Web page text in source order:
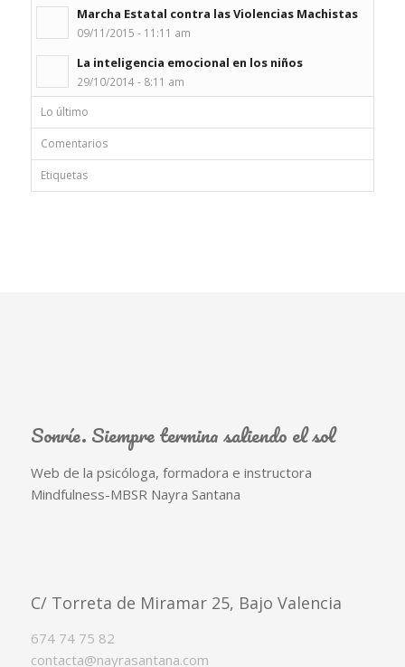
Marcha Estatal contra las Violencias Machistas
09/11/2015 - 11:11 am
La inteligencia emocional en los niños
29/10/2014 - 8:11 am
Lo último
Comentarios
Etiquetas
Sonríe. Siempre termina saliendo el sol
Web de la psicóloga, formadora e instructora
Mindfulness-MBSR Nayra Santana
C/ Torreta de Miramar 25, Bajo Valencia
674 74 75 82
contacta@nayrasantana.com